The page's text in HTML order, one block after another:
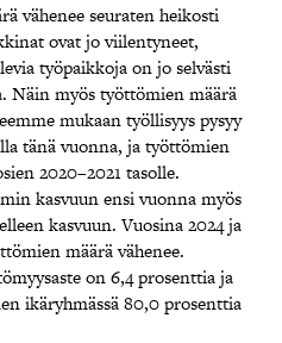
vähenee seuraten heikosti
ovat jo viilentyneet,
työpaikkoja on jo selvästi
Näin myös työttömien määrä
mukaan työllisyys pysyy
tänä vuonna, ja työttömien
2020–2021 tasolle.
kasvuun ensi vuonna myös
kasvuun. Vuosina 2024 ja
määrä vähenee.
on 6,4 prosenttia ja
ikäryhmässä 80,0 prosenttia